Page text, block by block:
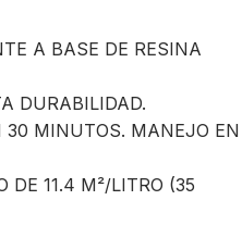
A BASE DE RESINA
DURABILIDAD.
30 MINUTOS. MANEJO EN
DE 11.4 M²/LITRO (35